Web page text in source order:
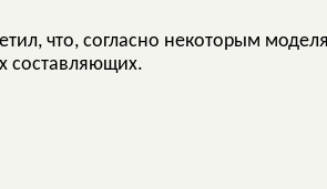
что, согласно некоторым
составляющих.